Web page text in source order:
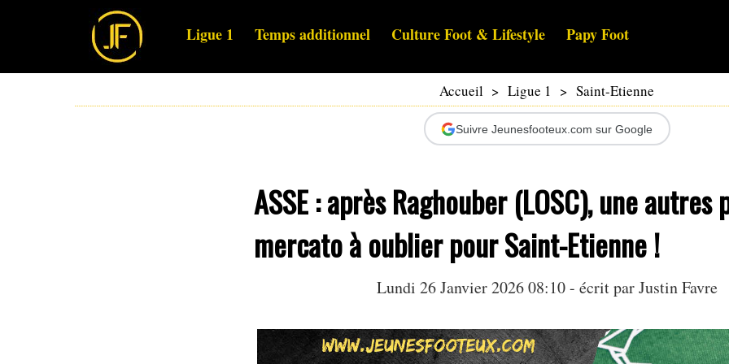
Ligue 1 Temps additionnel Culture Foot & Lifestyle Papy Foot
Accueil > Ligue 1 > Saint-Etienne
Suivre Jeunesfooteux.com sur Google
ASSE : après Raghouber (LOSC), une autres
mercato à oublier pour Saint-Etienne !
Lundi 26 Janvier 2026 08:10 - écrit parJustin Favre